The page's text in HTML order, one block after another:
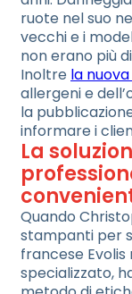
ruote nel suo
vecchi e i
non erano più
Inoltre la
allergeni e
la
informare i
La
Quando
stampanti per
francese
specializzato,